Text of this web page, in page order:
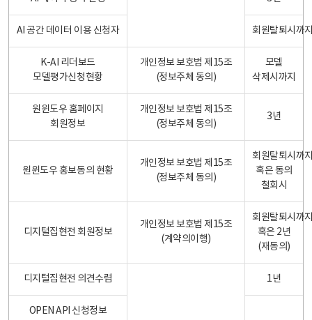
AI 공간 데이터 이용 신청자 회원탈퇴시까
K-AI 리더보드
모델평가신청현황
개인정보 보호법 제15조
(정보주체 동의)
모델
삭제시까지
원윈도우 홈페이지
회원정보
개인정보 보호법 제15조
(정보주체 동의)
3년
원윈도우 홍보동의 현황
개인정보 보호법 제15조
(정보주체 동의)
회원탈퇴시까
혹은 동의
철회시
디지털집현전 회원정보
개인정보 보호법 제15조
(계약의이행)
회원탈퇴시까
혹은 2년
(재동의)
디지털집현전 의견수렴 1년
OPEN API 신청정보